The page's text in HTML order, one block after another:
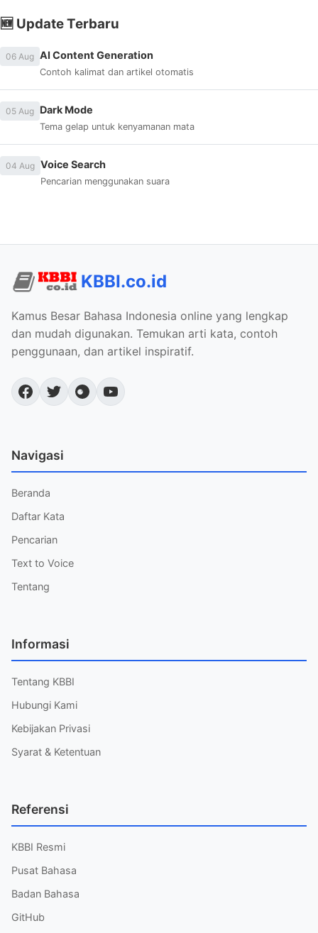
🆕 Update Terbaru
06 Aug AI Content Generation
Contoh kalimat dan artikel otomatis
05 Aug Dark Mode
Tema gelap untuk kenyamanan mata
04 Aug Voice Search
Pencarian menggunakan suara
KBBI.co.id
Kamus Besar Bahasa Indonesia online yang lengkap
dan mudah digunakan. Temukan arti kata, contoh
penggunaan, dan artikel inspiratif.
Navigasi
Beranda
Daftar Kata
Pencarian
Text to Voice
Tentang
Informasi
Tentang KBBI
Hubungi Kami
Kebijakan Privasi
Syarat & Ketentuan
Referensi
KBBI Resmi
Pusat Bahasa
Badan Bahasa
GitHub